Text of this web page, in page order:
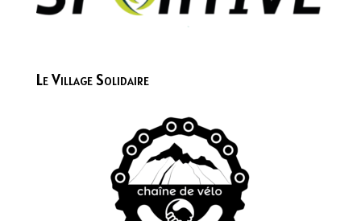
Le Village Solidaire